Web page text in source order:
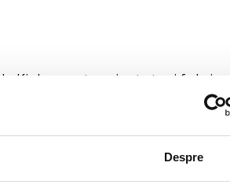
Despre
Kicker sunt proiectate și
în industria audio
categorie de produse audio